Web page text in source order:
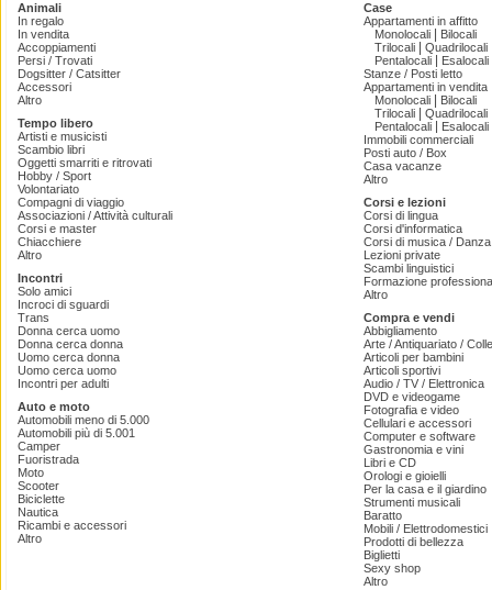
Animali
In regalo
In vendita
Accoppiamenti
Persi / Trovati
Dogsitter / Catsitter
Accessori
Altro
Tempo libero
Artisti e musicisti
Scambio libri
Oggetti smarriti e ritrovati
Hobby / Sport
Volontariato
Compagni di viaggio
Associazioni / Attività culturali
Corsi e master
Chiacchiere
Altro
Incontri
Solo amici
Incroci di sguardi
Trans
Donna cerca uomo
Donna cerca donna
Uomo cerca donna
Uomo cerca uomo
Incontri per adulti
Auto e moto
Automobili meno di 5.000
Automobili più di 5.001
Camper
Fuoristrada
Moto
Scooter
Biciclette
Nautica
Ricambi e accessori
Altro
Case
Appartamenti in affitto
Monolocali
Bilocali
Trilocali
Quadrilocali
Pentalocali
Esalocali
Stanze / Posti letto
Appartamenti in vendita
Monolocali
Bilocali
Trilocali
Quadrilocali
Pentalocali
Esalocali
Immobili commerciali
Posti auto / Box
Casa vacanze
Altro
Corsi e lezioni
Corsi di lingua
Corsi d'informatica
Corsi di musica /
Lezioni private
Scambi linguistici
Formazione
Altro
Compra e vendi
Abbigliamento
Arte / Antiquariato /
Articoli per bambini
Articoli sportivi
Audio / TV / Elettronica
DVD e videogame
Fotografia e video
Cellulari e accessori
Computer e software
Gastronomia e vini
Libri e CD
Orologi e gioielli
Per la casa e il giardino
Strumenti musicali
Baratto
Mobili / Elettrodomestici
Prodotti di bellezza
Biglietti
Sexy shop
Altro